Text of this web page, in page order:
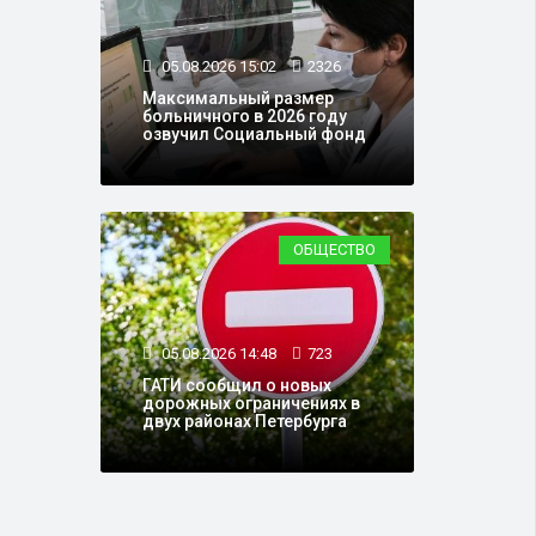
05.08.2026 15:02 2326
Максимальный размер
больничного в 2026 году
озвучил Социальный фонд
ОБЩЕСТВО
05.08.2026 14:48 723
ГАТИ сообщил о новых
дорожных ограничениях в
двух районах Петербурга